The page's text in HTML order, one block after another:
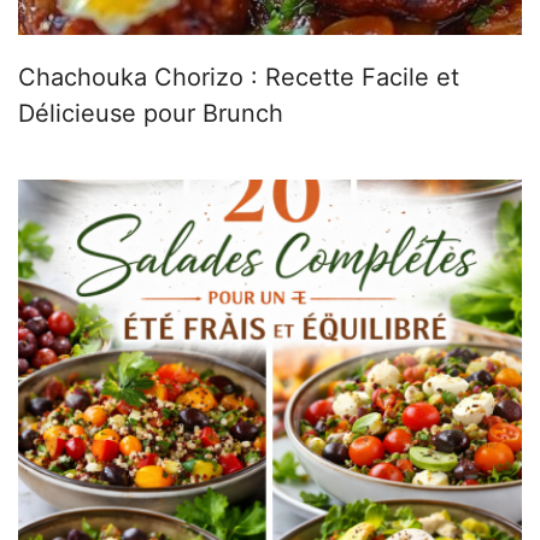
Chachouka Chorizo : Recette Facile et
Délicieuse pour Brunch